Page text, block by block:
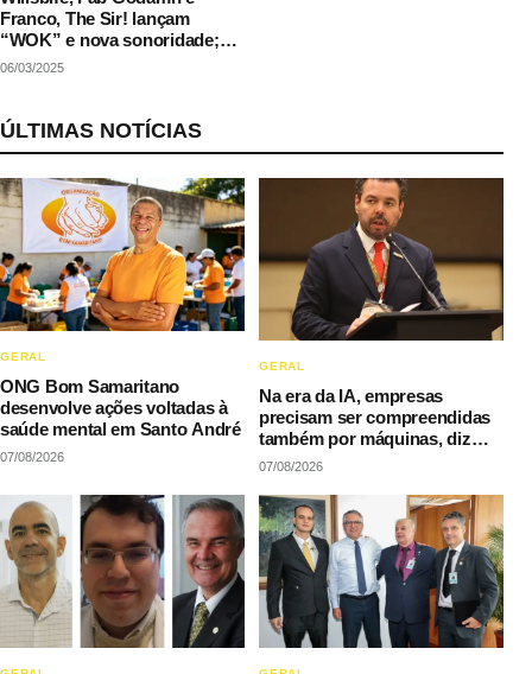
Franco, The Sir! lançam
“WOK” e nova sonoridade;
confira!
06/03/2025
ÚLTIMAS NOTÍCIAS
GERAL
ONG Bom Samaritano
desenvolve ações voltadas à
saúde mental em Santo André
07/08/2026
GERAL
Na era da IA, empresas
precisam ser compreendidas
também por máquinas, diz
LAQI
07/08/2026